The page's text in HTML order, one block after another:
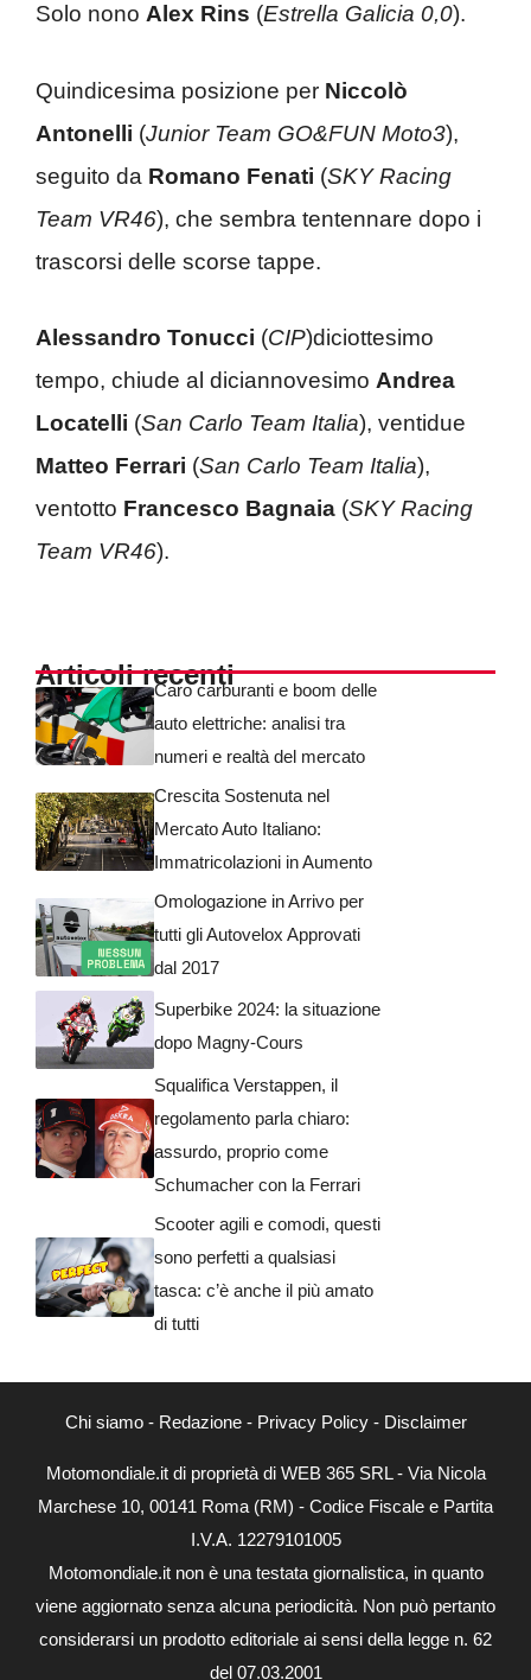
Solo nono Alex Rins (Estrella Galicia 0,0).
Quindicesima posizione per Niccolò
Antonelli (Junior Team GO&FUN Moto3),
seguito da Romano Fenati (SKY Racing
Team VR46), che sembra tentennare dopo i
trascorsi delle scorse tappe.
Alessandro Tonucci (CIP)diciottesimo
tempo, chiude al diciannovesimo Andrea
Locatelli (San Carlo Team Italia), ventidue
Matteo Ferrari (San Carlo Team Italia),
ventotto Francesco Bagnaia (SKY Racing
Team VR46).
Articoli recentiCaro carburanti e boom delle
auto elettriche: analisi tra
numeri e realtà del mercato
Crescita Sostenuta nel
Mercato Auto Italiano:
Immatricolazioni in Aumento
Omologazione in Arrivo per
tutti gli Autovelox Approvati
dal 2017
Superbike 2024: la situazione
dopo Magny-Cours
Squalifica Verstappen, il
regolamento parla chiaro:
assurdo, proprio come
Schumacher con la Ferrari
Scooter agili e comodi, questi
sono perfetti a qualsiasi
tasca: c’è anche il più amato
di tutti
Chi siamo- Redazione- Privacy Policy- Disclaimer
Motomondiale.it di proprietà di WEB 365 SRL - Via Nicola
Marchese 10, 00141 Roma (RM) - Codice Fiscale e Partita
I.V.A. 12279101005
Motomondiale.it non è una testata giornalistica, in quanto
viene aggiornato senza alcuna periodicità. Non può pertanto
considerarsi un prodotto editoriale ai sensi della legge n. 62
del 07.03.2001